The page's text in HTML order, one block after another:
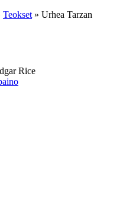
Teokset » Urhea Tarzan
Rice